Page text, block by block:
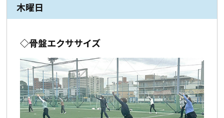
木曜日
◇骨盤エクササイズ